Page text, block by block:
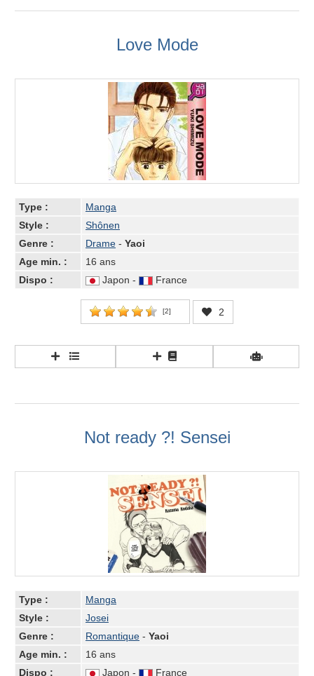
Love Mode
Type :
Manga
Style :
Shônen
Genre :
Drame - Yaoi
Age min. :
16 ans
Dispo :
Japon - France
[2] 2
Not ready ?! Sensei
Type :
Manga
Style :
Josei
Genre :
Romantique - Yaoi
Age min. :
16 ans
Dispo :
Japon - France